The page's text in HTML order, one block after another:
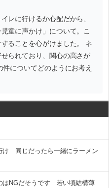
レに行けるか心配だから、
童に声かけ」について。こ
ることを心がけました。 ネ
られており、関心の高さが
についてどのようにお考え
け 同じだったら一緒にラーメン
はNGだそうです 若い頃結構薄